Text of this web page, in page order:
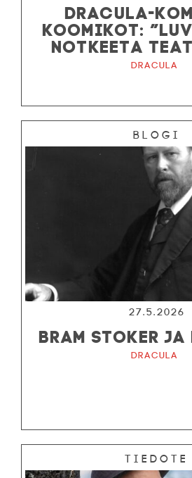
DRACULA-
KOOMIKOT:
NOTKEETA
Dracula
Blogi
27.5.2026
BRAM STOKER JA
Dracula
Tiedote